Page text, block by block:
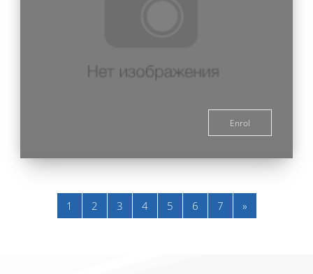
Enrol
1 Page 1
2 Page 2
3Page 3
4Page 4
5Page 5
6Page 6
7Page 7
»Next page